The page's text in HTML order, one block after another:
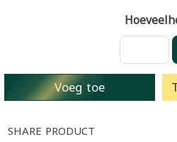
Voeg toe
SHARE PRODUCT